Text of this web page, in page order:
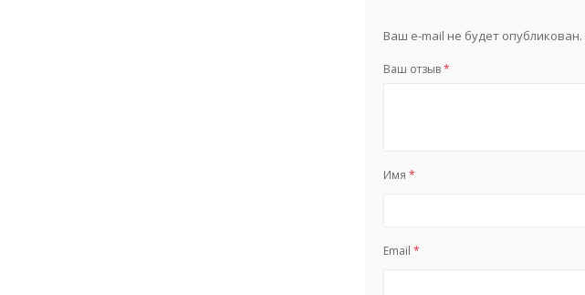
Ваш e-mail не будет опубликован.
Ваш отзыв*
Имя*
Email*